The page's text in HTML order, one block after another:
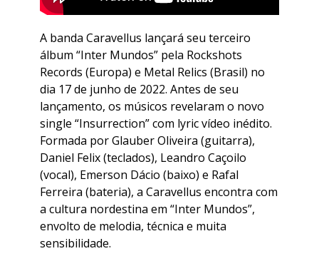
A banda Caravellus lançará seu terceiro
álbum “Inter Mundos” pela Rockshots
Records (Europa) e Metal Relics (Brasil) no
dia 17 de junho de 2022. Antes de seu
lançamento, os músicos revelaram o novo
single “Insurrection” com lyric vídeo inédito.
Formada por Glauber Oliveira (guitarra),
Daniel Felix (teclados), Leandro Caçoilo
(vocal), Emerson Dácio (baixo) e Rafal
Ferreira (bateria), a Caravellus encontra com
a cultura nordestina em “Inter Mundos”,
envolto de melodia, técnica e muita
sensibilidade.